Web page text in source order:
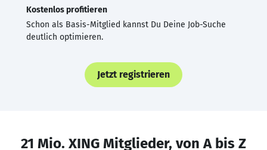
Kostenlos profitieren
Schon als Basis-Mitglied kannst Du Deine Job-Suche
deutlich optimieren.
Jetzt registrieren
21 Mio. XING Mitglieder, von A bis Z